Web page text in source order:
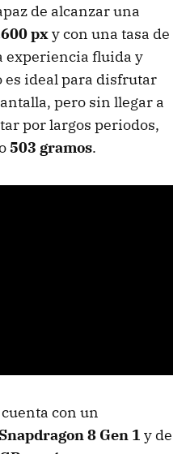
de alcanzar una
pxy con una tasa de
experiencia fluida y
es ideal para disfrutar
pero sin llegar a
por largos periodos,
503 gramos.
con un
8 Gen 1 y de